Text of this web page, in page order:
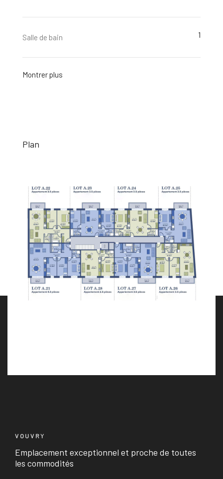
Salle de bain 1
Montrer plus
Plan
VOUVRY
Emplacement exceptionnel et proche de toutes
les commodités